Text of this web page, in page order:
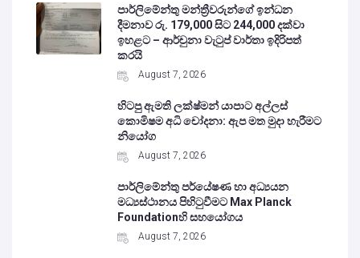
පාර්ලිමේන්තු මන්ත්‍රීවරුන්ගේ ඉන්ධන
දීමනාව රු. 179,000 සිට 244,000 දක්වා
ඉහළට – ආර්චුනා වැටුප් වාර්තා ඉදිරිපත්
කරයි
August 7, 2026
හිටපු ඇමති ලක්ෂ්මන් යාපාට අල්ලස්
කොමිෂම අධි චෝදනා: ඇප මත මුදා හැරීමට
නියෝග
August 7, 2026
පාර්ලිමේන්තු පර්යේෂණ හා අධ්‍යයන
මධ්‍යස්ථානය පිහිටුවීමට Max Planck
Foundationහි සහයෝගය
August 7, 2026